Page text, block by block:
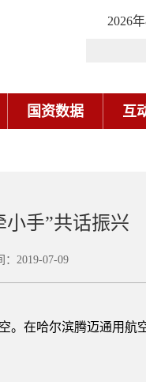
2026
国资数据 互
小手”共话振兴
2019-07-09
。在哈尔滨腾迈通用航